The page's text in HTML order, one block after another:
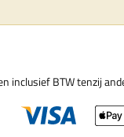
inclusief BTW tenzij